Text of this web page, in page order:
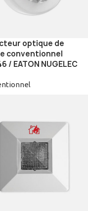
optique de
conventionnel
/ EATON NUGELEC